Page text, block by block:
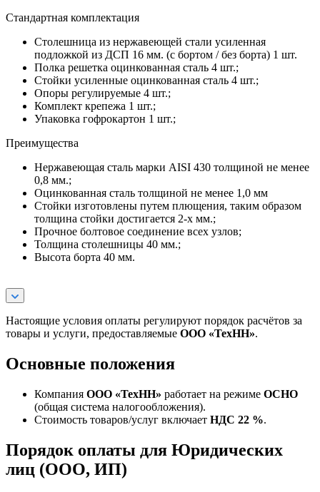
Стандартная комплектация
Столешница из нержавеющей стали усиленная
подложкой из ДСП 16 мм. (с бортом / без борта) 1 шт.
Полка решетка оцинкованная сталь 4 шт.;
Стойки усиленные оцинкованная сталь 4 шт.;
Опоры регулируемые 4 шт.;
Комплект крепежа 1 шт.;
Упаковка гофрокартон 1 шт.;
Преимущества
Нержавеющая сталь марки AISI 430 толщиной не менее
0,8 мм.;
Оцинкованная сталь толщиной не менее 1,0 мм
Стойки изготовлены путем плющения, таким образом
толщина стойки достигается 2-х мм.;
Прочное болтовое соединение всех узлов;
Толщина столешницы 40 мм.;
Высота борта 40 мм.
Настоящие условия оплаты регулируют порядок расчётов за
товары и услуги, предоставляемые ООО «ТехНН».
Основные положения
Компания ООО «ТехНН» работает на режиме ОСНО
(общая система налогообложения).
Стоимость товаров/услуг включает НДС 22 %.
Порядок оплаты для Юридических
лиц (ООО, ИП)